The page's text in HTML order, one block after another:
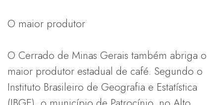
O maior produtor
O Cerrado de Minas Gerais também abriga o
maior produtor estadual de café. Segundo o
Instituto Brasileiro de Geografia e Estatística